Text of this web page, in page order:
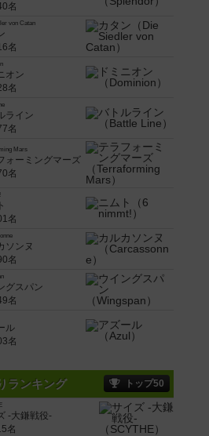
名
von Catan
名
オン
名
ライン
名
Mars
ォーミングマーズ
名
名
ソンヌ
名
グスパン
名
ル
名
ランキング トップ50
-大鎌戦役-
名